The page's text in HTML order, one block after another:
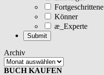
Fortgeschrittene
Könner
æ_Experte
Archiv
BUCH KAUFEN